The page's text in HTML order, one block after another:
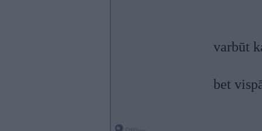
varbūt
bet